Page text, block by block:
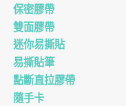
保密膠帶
雙面膠帶
迷你易撕貼
易撕貼筆
點斷直拉膠帶
隨手卡